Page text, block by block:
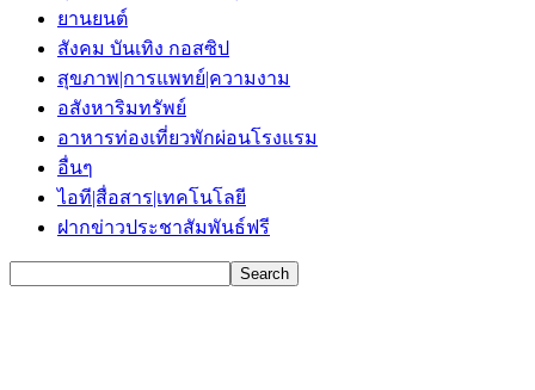
ยานยนต์
สังคม บันเทิง กอสซิป
สุขภาพ|การแพทย์|ความงาม
อสังหาริมทรัพย์
อาหารท่องเที่ยวพักผ่อนโรงแรม
อื่นๆ
ไอที|สื่อสาร|เทคโนโลยี
ฝากข่าวประชาสัมพันธ์ฟรี